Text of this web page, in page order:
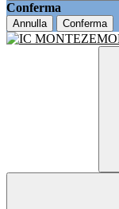
Conferma
Annulla Conferma